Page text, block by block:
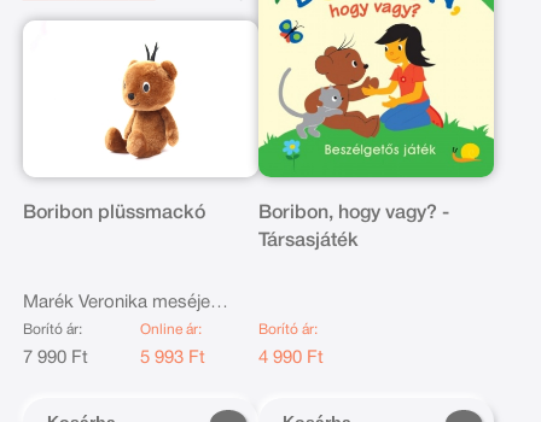
Boribon plüssmackó
Marék Veronika meséje
nyomán
Borító ár:
7 990 Ft
Online ár:
5 993 Ft
Boribon, hogy vagy? -
Társasjáték
Borító ár:
4 990 Ft